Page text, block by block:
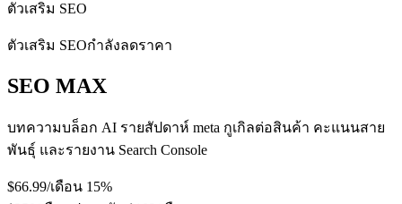
ตัวเสริม SEO
ตัวเสริม SEOกำลังลดราคา
SEO MAX
บทความบล็อก AI รายสัปดาห์ meta กูเกิลต่อสินค้า คะแนนสาย
พันธุ์ และรายงาน Search Console
$66.99/เดือน 15%